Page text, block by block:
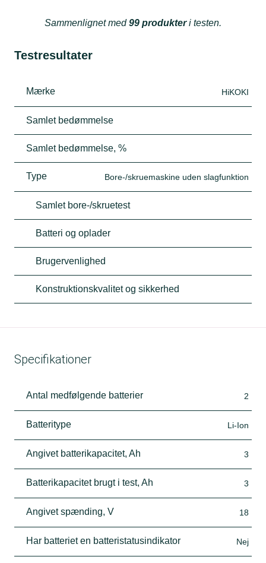
Sammenlignet med99 produkteri testen.
Testresultater
Mærke HiKOKI
Samlet bedømmelse
Samlet bedømmelse, %
Type Bore-/skruemaskine uden slagfunktion
Samlet bore-/skruetest
Batteri og oplader
Brugervenlighed
Konstruktionskvalitet og sikkerhed
Specifikationer
Antal medfølgende batterier 2
Batteritype Li-Ion
Angivet batterikapacitet, Ah 3
Batterikapacitet brugt i test, Ah 3
Angivet spænding, V 18
Har batteriet en batteristatusindikator Nej